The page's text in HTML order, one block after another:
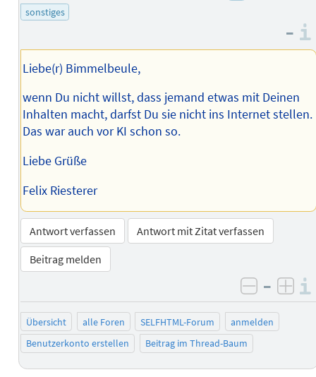
sonstiges
–
Liebe(r) Bimmelbeule,
wenn Du nicht willst, dass jemand etwas mit Deinen
Inhalten macht, darfst Du sie nicht ins Internet stellen.
Das war auch vor KI schon so.
Liebe Grüße
Felix Riesterer
Antwort verfassen
Antwort mit Zitat verfassen
Beitrag melden
negativ
–
Übersicht alle Foren SELFHTML-Forum
anmelden
Benutzerkonto erstellen
Beitrag im Thread-Baum